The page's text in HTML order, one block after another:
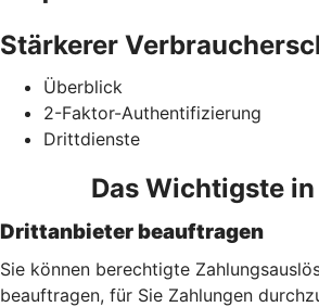
Stärkerer
Überblick
2-Faktor-Authentifizierung
Drittdienste
Das Wichtigste
Drittanbieter beauftragen
Sie können berechtigte
beauftragen, für Sie Zahlungen